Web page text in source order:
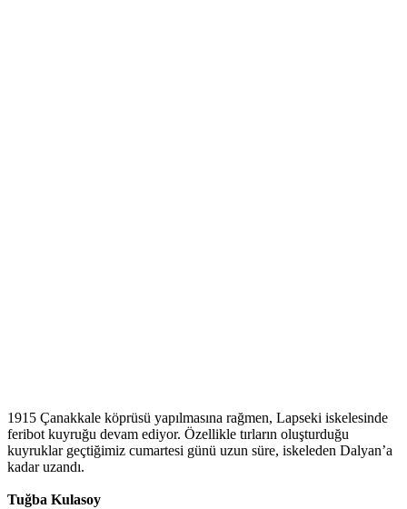
1915 Çanakkale köprüsü yapılmasına rağmen, Lapseki iskelesinde
feribot kuyruğu devam ediyor. Özellikle tırların oluşturduğu
kuyruklar geçtiğimiz cumartesi günü uzun süre, iskeleden Dalyan’a
kadar uzandı.
Tuğba Kulasoy